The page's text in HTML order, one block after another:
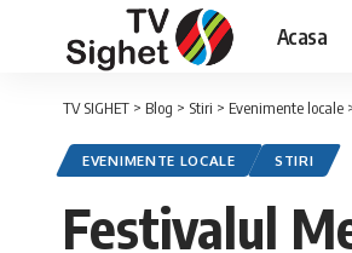
Acasa
TV SIGHET > Blog > Stiri > Evenimente locale
EVENIMENTE LOCALE STIRI
Festivalul